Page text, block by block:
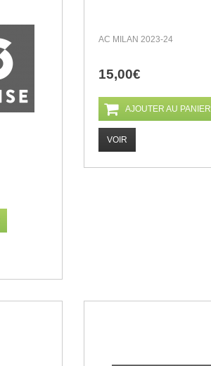
AC MILAN 2023-24
15,00€
AJOUTER AU PANIER
VOIR